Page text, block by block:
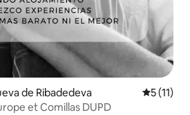
de Ribadedeva
5 (11)
et Comillas DUPD